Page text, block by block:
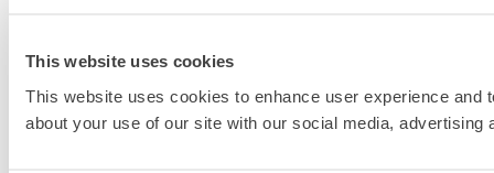
This website uses cookies
This website uses cookies to enhance user experience
about your use of our site with our social media,